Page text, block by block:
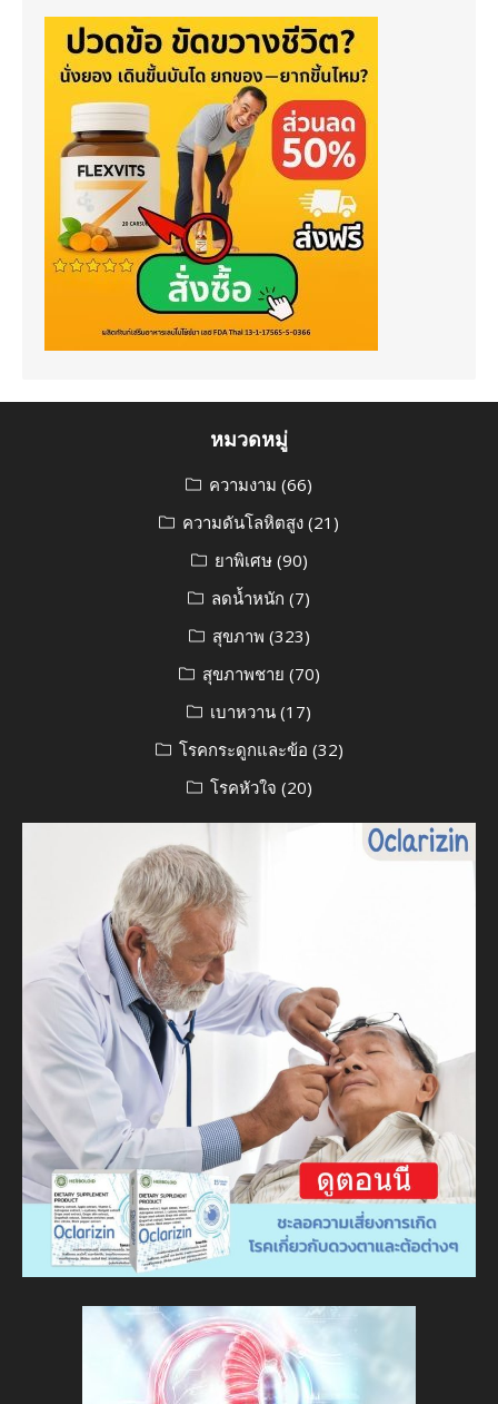
หมวดหมู่
ความงาม (66)
ความดันโลหิตสูง (21)
ยาพิเศษ(90)
ลดน้ำหนัก (7)
สุขภาพ (323)
สุขภาพชาย (70)
เบาหวาน (17)
โรคกระดูกและข้อ (32)
โรคหัวใจ (20)